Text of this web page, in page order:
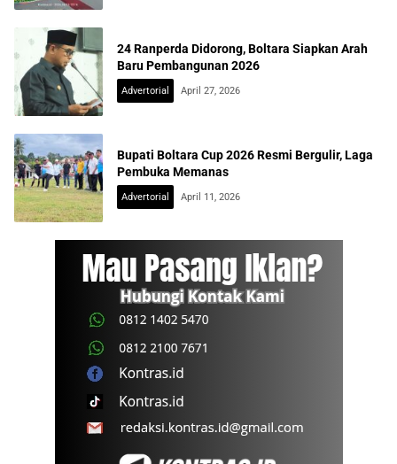
24 Ranperda Didorong, Boltara Siapkan Arah
Baru Pembangunan 2026
Advertorial April 27, 2026
Bupati Boltara Cup 2026 Resmi Bergulir, Laga
Pembuka Memanas
Advertorial April 11, 2026